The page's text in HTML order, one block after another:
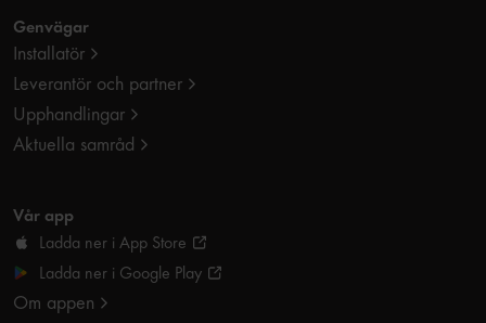
Genvägar
Installatör
Leverantör och partner
Upphandlingar
Aktuella samråd
Vår app
Ladda ner i App Store
Ladda ner i Google Play
Om appen